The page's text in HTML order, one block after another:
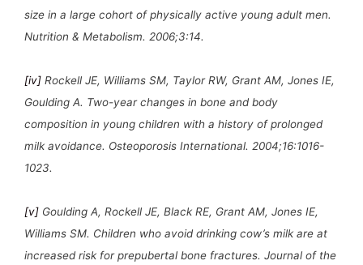
size in a large cohort of physically active young adult men.
Nutrition & Metabolism. 2006;3:14.
[iv] Rockell JE, Williams SM, Taylor RW, Grant AM, Jones IE,
Goulding A. Two-year changes in bone and body
composition in young children with a history of prolonged
milk avoidance. Osteoporosis International. 2004;16:1016-
1023.
[v] Goulding A, Rockell JE, Black RE, Grant AM, Jones IE,
Williams SM. Children who avoid drinking cow’s milk are at
increased risk for prepubertal bone fractures. Journal of the